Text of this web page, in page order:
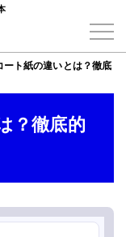
ート紙の違いとは？徹底
？徹底的